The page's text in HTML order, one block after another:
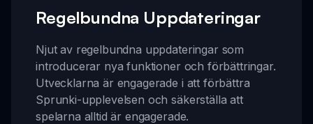
Regelbundna Uppdateringar
Njut av regelbundna uppdateringar som
introducerar nya funktioner och förbättringar.
Utvecklarna är engagerade i att förbättra
Sprunki-upplevelsen och säkerställa att
spelarna alltid är engagerade.